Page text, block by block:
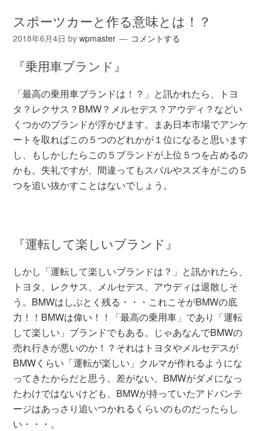
スポーツカーと作る意味とは！？
2018年6月4日 bywpmaster コメントする
『乗用車ブランド』
「最高の乗用車ブランドは！？」と訊かれたら、トヨ
タ？レクサス？BMW？メルセデス？アウディ？などい
くつかのブランドが浮かびます。まあ日本市場でアンケ
ートを取ればこの５つのどれかが１位になると思います
し、もしかしたらこの５ブランドが上位５つを占めるの
かも。失礼ですが、間違ってもスバルやスズキがこの５
つを追い抜かすことはないでしょう。
『運転して楽しいブランド』
しかし「運転して楽しいブランドは？」と訊かれたら、
トヨタ、レクサス、メルセデス、アウディは退散しそ
う。BMWはしぶとく残る・・・これこそがBMWの底
力！！BMWは偉い！！「最高の乗用車」であり「運転
して楽しい」ブランドでもある。じゃあなんでBMWの
売れ行きが悪いのか！？それはトヨタやメルセデスが
BMWくらい「運転が楽しい」クルマが作れるようにな
ってきたからだと思う。差がない。BMWがダメになっ
たわけではないけども、BMWが持っていたアドバンテ
ージはあっさり追いつかれるくらいのものだったらし
い・・・。